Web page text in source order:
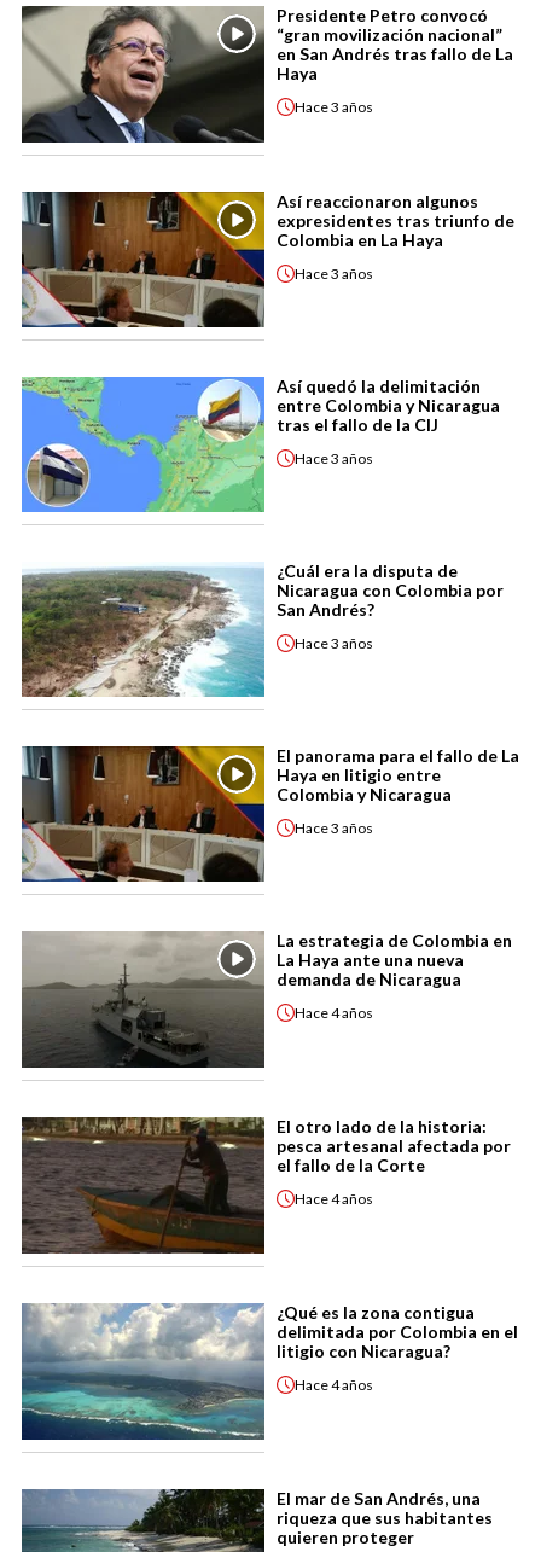
Presidente Petro convocó
“gran movilización nacional”
en San Andrés tras fallo de La
Haya
Hace3 años
Así reaccionaron algunos
expresidentes tras triunfo de
Colombia en La Haya
Hace3 años
Así quedó la delimitación
entre Colombia y Nicaragua
tras el fallo de la CIJ
Hace3 años
¿Cuál era la disputa de
Nicaragua con Colombia por
San Andrés?
Hace3 años
El panorama para el fallo de La
Haya en litigio entre
Colombia y Nicaragua
Hace3 años
La estrategia de Colombia en
La Haya ante una nueva
demanda de Nicaragua
Hace4 años
El otro lado de la historia:
pesca artesanal afectada por
el fallo de la Corte
Hace4 años
¿Qué es la zona contigua
delimitada por Colombia en el
litigio con Nicaragua?
Hace4 años
El mar de San Andrés, una
riqueza que sus habitantes
quieren proteger